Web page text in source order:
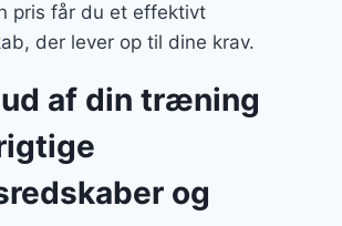
pris får du et effektivt
der lever op til dine krav.
ud af din træning
og